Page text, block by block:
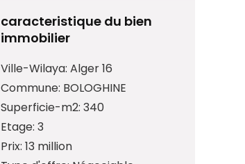
caracteristique du bien
immobilier
Ville-Wilaya: Alger 16
Commune: BOLOGHINE
Superficie-m2: 340
Etage: 3
Prix: 13 million